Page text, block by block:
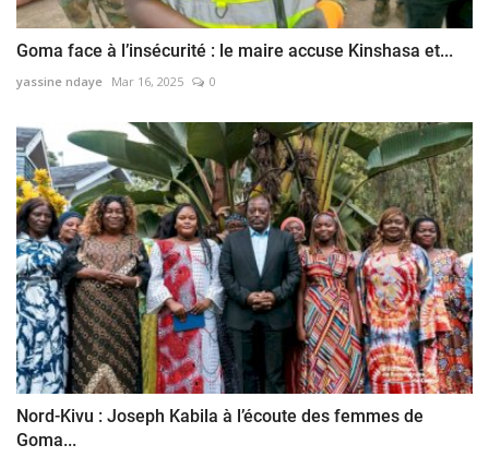
Goma face à l’insécurité : le maire accuse Kinshasa et...
yassine ndaye Mar 16, 2025 0
Nord-Kivu : Joseph Kabila à l’écoute des femmes de
Goma...